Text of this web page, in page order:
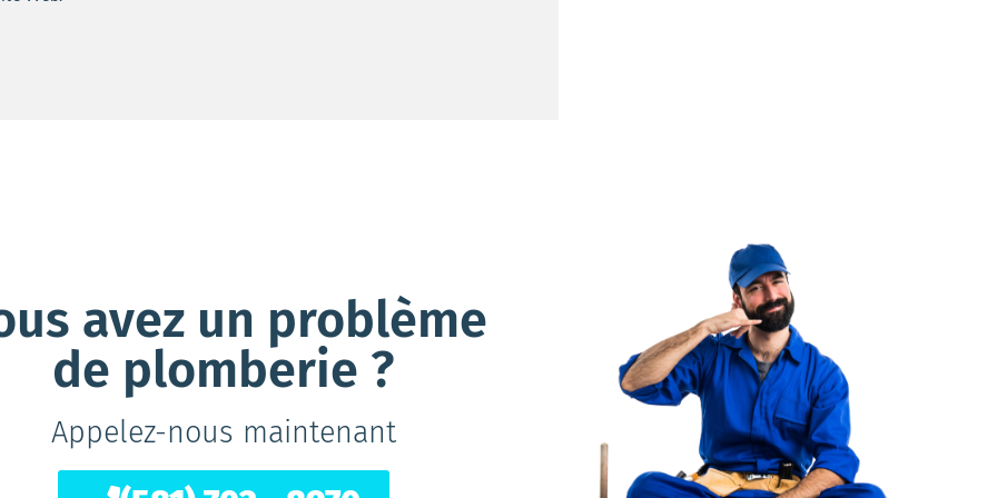
avez un problème
de plomberie ?
Appelez-nous maintenant